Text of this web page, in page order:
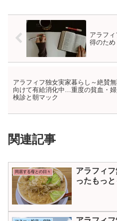
アラフ
得のため
アラフィフ独女実家暮らし～絶賛
向けて有給消化中…重度の貧血・
検診と朝マック
関連記事
同居する母との日々
アラフィ
ったもっ